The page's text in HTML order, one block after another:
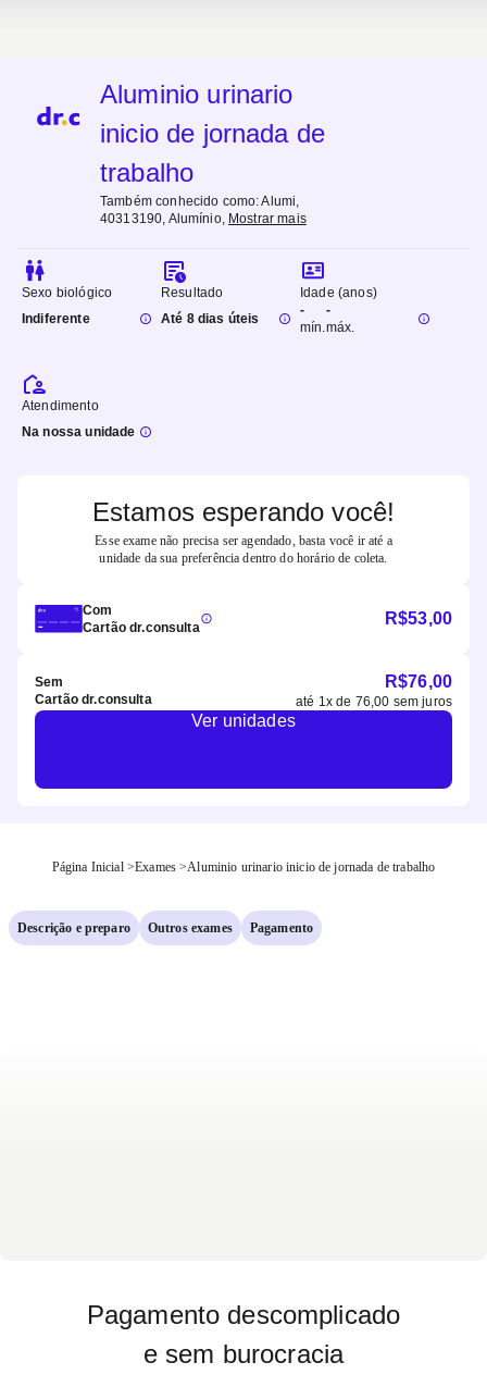
Aluminio urinario
inicio de jornada de
trabalho
Também conhecido como:Alumi,
40313190, Alumínio, Mostrar mais
Sexo biológico
Indiferente
Resultado
Até 8 dias úteis
Idade (anos)
-
mín.
-
máx.
Atendimento
Na nossa unidade
Estamos esperando você!
Esse exame não precisa ser agendado, basta você ir até a
unidade da sua preferência dentro do horário de coleta.
Com
Cartão dr.consulta
R$53,00
Sem
Cartão dr.consulta
R$76,00
até 1x de 76,00 sem juros
Ver unidades
Página Inicial >Exames >Aluminio urinario inicio de jornada de trabalho
Descrição e preparo Outros exames Pagamento
Pagamento descomplicado
e sem burocracia